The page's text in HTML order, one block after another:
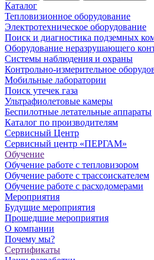
Каталог
Тепловизионное оборудование
Электротехническое оборудование
Поиск и диагностика подземных
Оборудование неразрушающего
Системы наблюдения и охраны
Контрольно-измерительное
Мобильные лаборатории
Поиск утечек газа
Ультрафиолетовые камеры
Беспилотные летательные аппараты
Каталог по производителям
Сервисный Центр
Сервисный центр «ПЕРГАМ»
Обучение
Обучение работе с тепловизором
Обучение работе с трассоискателем
Обучение работе с расходомерами
Мероприятия
Будущие мероприятия
Прошедшие мероприятия
О компании
Почему мы?
Сертификаты